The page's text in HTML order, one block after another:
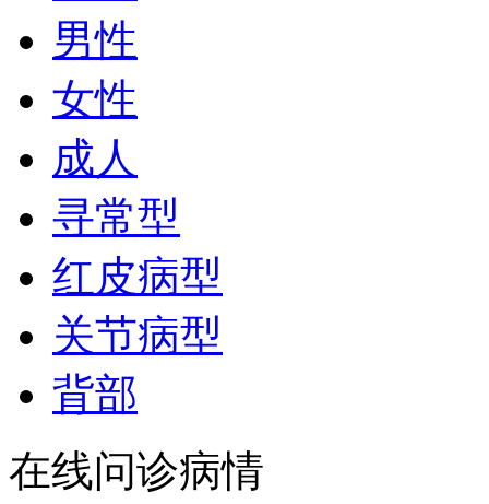
男性
女性
成人
寻常型
红皮病型
关节病型
背部
在线问诊病情